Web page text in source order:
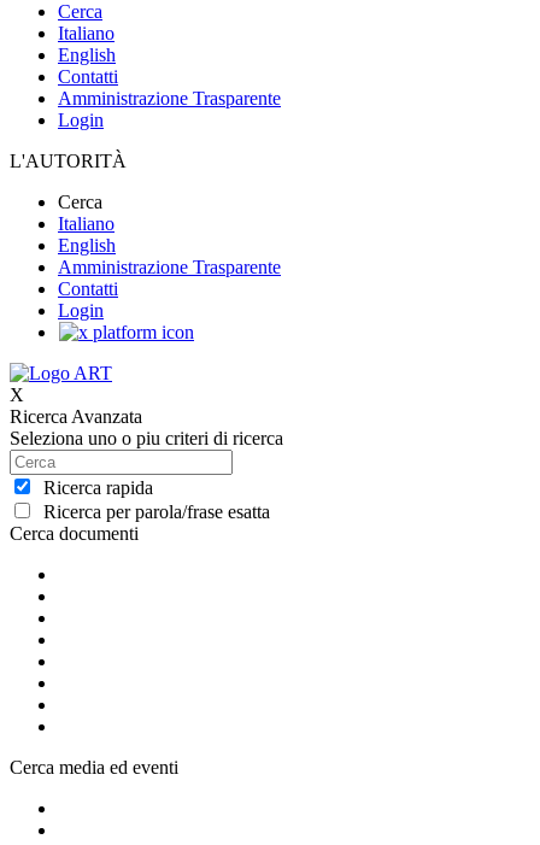
Cerca
Italiano
English
Contatti
Amministrazione Trasparente
Login
L'AUTORITÀ
Cerca
Italiano
English
Amministrazione Trasparente
Contatti
Login
X
Ricerca Avanzata
Seleziona uno o piu criteri di ricerca
Ricerca rapida
Ricerca per parola/frase esatta
Cerca documenti
Cerca media ed eventi